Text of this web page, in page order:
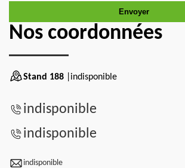
Nos coordonnées
Stand 188 |indisponible
indisponible
indisponible
indisponible